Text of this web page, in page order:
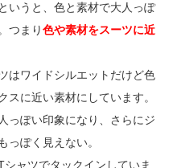
いうと、色と素材で大人っぽ
つまり色や素材をスーツに近
はワイドシルエットだけど色
スに近い素材にしています。
っぽい印象になり、さらにジ
っぽく見えない。
ャツでタックインしていま